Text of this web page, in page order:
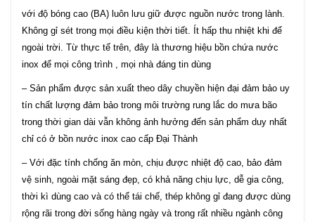
với độ bóng cao (BA) luôn lưu giữ được nguồn nước trong lành.
Không gỉ sét trong mọi điều kiện thời tiết. Ít hấp thu nhiệt khi để
ngoài trời. Từ thực tế trên, đây là thương hiệu bồn chứa nước
inox để mọi công trình , mọi nhà đáng tin dùng
– Sản phẩm được sản xuất theo dây chuyền hiện đại đảm bảo uy
tín chất lượng đảm bảo trong môi trường rung lắc do mưa bão
trong thời gian dài vẫn không ảnh hưởng đến sản phẩm duy nhất
chỉ có ở bồn nước inox cao cấp Đại Thành
– Với đặc tính chống ăn mòn, chịu được nhiệt độ cao, bảo đảm
vệ sinh, ngoài mặt sáng đẹp, có khả năng chịu lực, dễ gia công,
thời kì dùng cao và có thể tái chế, thép không gỉ đang được dùng
rộng rãi trong đời sống hàng ngày và trong rất nhiều ngành công